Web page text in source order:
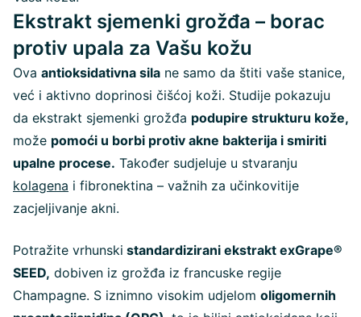
Ekstrakt sjemenki grožđa – borac
protiv upala za Vašu kožu
Ova antioksidativna sila ne samo da štiti vaše stanice,
već i aktivno doprinosi čišćoj koži. Studije pokazuju
da ekstrakt sjemenki grožđa podupire strukturu kože,
može pomoći u borbi protiv akne bakterija i smiriti
upalne procese. Također sudjeluje u stvaranju
kolagena i fibronektina – važnih za učinkovitije
zacjeljivanje akni.
Potražite vrhunski standardizirani ekstrakt exGrape®
SEED, dobiven iz grožđa iz francuske regije
Champagne. S iznimno visokim udjelom oligomernih